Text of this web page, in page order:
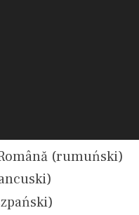
(rumuński)
)
)